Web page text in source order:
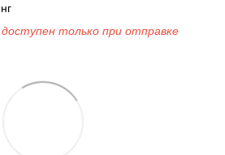
только при отправке